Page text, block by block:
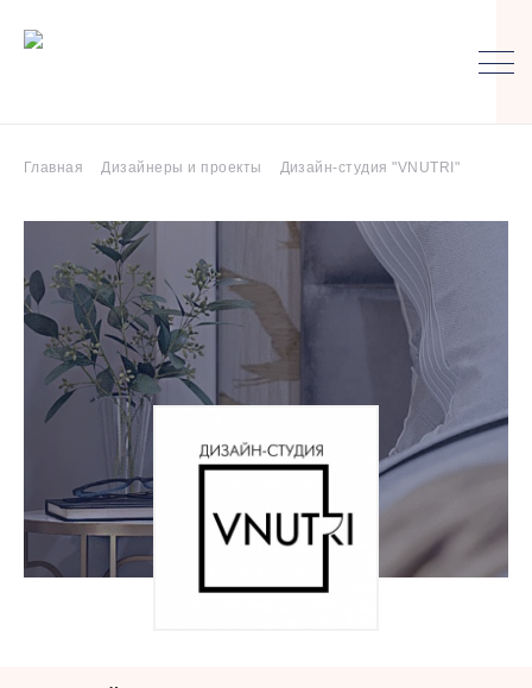
Главная Дизайнеры и проекты Дизайн-студия "VNUTRI"